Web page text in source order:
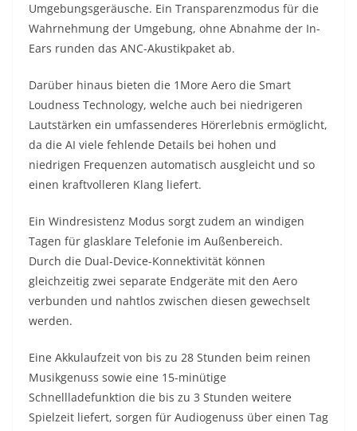
Umgebungsgeräusche. Ein Transparenzmodus für die
Wahrnehmung der Umgebung, ohne Abnahme der In-
Ears runden das ANC-Akustikpaket ab.
Darüber hinaus bieten die 1More Aero die Smart
Loudness Technology, welche auch bei niedrigeren
Lautstärken ein umfassenderes Hörerlebnis ermöglicht,
da die AI viele fehlende Details bei hohen und
niedrigen Frequenzen automatisch ausgleicht und so
einen kraftvolleren Klang liefert.
Ein Windresistenz Modus sorgt zudem an windigen
Tagen für glasklare Telefonie im Außenbereich.
Durch die Dual-Device-Konnektivität können
gleichzeitig zwei separate Endgeräte mit den Aero
verbunden und nahtlos zwischen diesen gewechselt
werden.
Eine Akkulaufzeit von bis zu 28 Stunden beim reinen
Musikgenuss sowie eine 15-minütige
Schnellladefunktion die bis zu 3 Stunden weitere
Spielzeit liefert, sorgen für Audiogenuss über einen Tag